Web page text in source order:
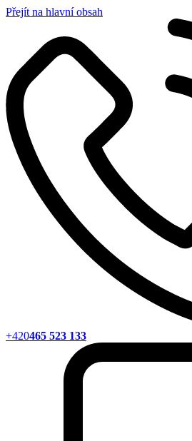
Přejít na hlavní obsah
+420465 523 133